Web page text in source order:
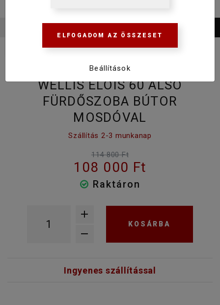
WELLIS ELOIS 60 ALSÓ
FÜRDŐSZOBA BÚTOR
MOSDÓVAL
Szállítás 2-3 munkanap
114 800 Ft
108 000 Ft
Raktáron
KOSÁRBA
Ingyenes szállítással
ELFOGADOM AZ ÖSSZESET
Beállítások